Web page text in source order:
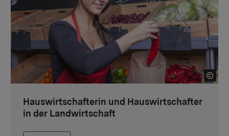
Hauswirtschafterin und Hauswirtschafter
in der Landwirtschaft